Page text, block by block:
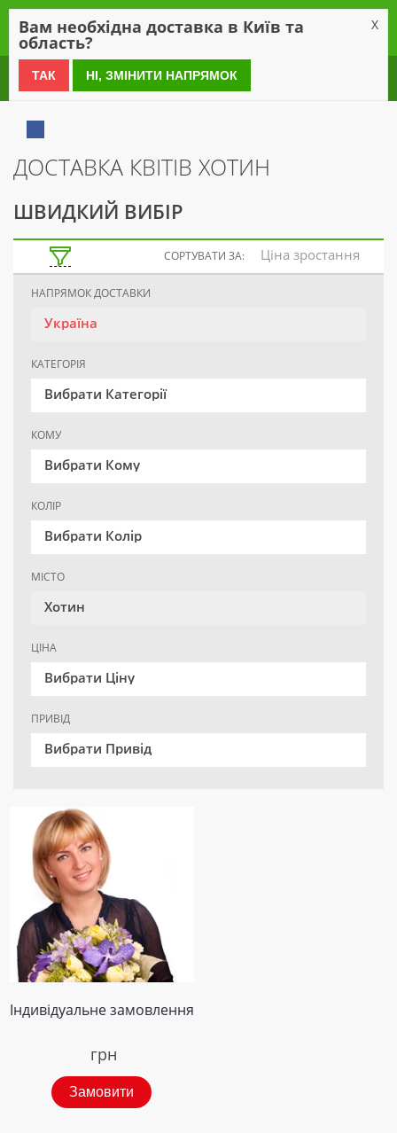
0 800 21 54 55
ДОСТАВКА КВІТІВ ХОТИН
ШВИДКИЙ ВИБІР
СОРТУВАТИ ЗА: Ціна зростання
НАПРЯМОК ДОСТАВКИ
Україна
КАТЕГОРІЯ
Вибрати Категорії
КОМУ
Вибрати Кому
КОЛІР
Вибрати Колір
МІСТО
Хотин
ЦІНА
Вибрати Ціну
ПРИВІД
Вибрати Привід
Індивідуальне замовлення
грн
Замовити
Вам необхідна доставка в Київ та
область?
X
ТАК НІ, ЗМІНИТИ НАПРЯМОК